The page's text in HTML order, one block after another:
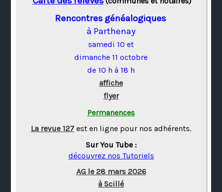
Rencontres généalogiques
à Parthenay
samedi 10 et
dimanche 11 octobre
de 10 h à 18 h
affiche
flyer
Permanences
La revue 127 est en ligne pour nos adhérents.
Sur You Tube :
découvrez nos Tutoriels
AG le 28 mars 2026
à Scillé